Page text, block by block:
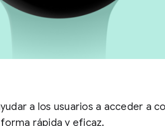
a los usuarios a acceder a
rápida y eficaz.